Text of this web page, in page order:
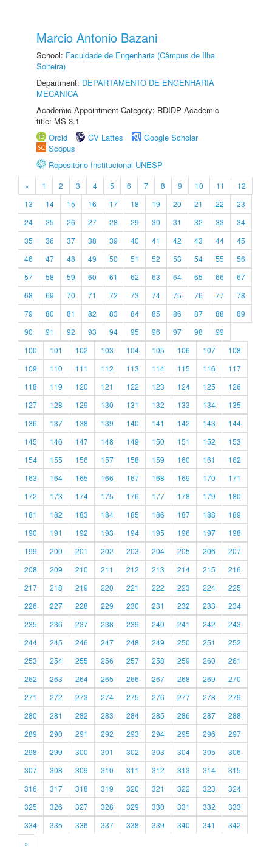
Marcio Antonio Bazani
School: Faculdade de Engenharia (Câmpus de Ilha
Solteira)
Department: DEPARTAMENTO DE ENGENHARIA
MECÂNICA
Academic Appointment Category: RDIDP Academic
title: MS-3.1
Orcid
CV Lattes
Google Scholar
Scopus
Repositório Institucional UNESP
« 1 2 3 4 5 6 7 8 9 10 11
12
13
14 15 16 17 18 19 20 21 22
23
24
25 26 27 28 29 30 31 32 33
34
35
36 37 38 39 40 41 42 43 44
45
46
47 48 49 50 51 52 53 54 55
56
57
58 59 60 61 62 63 64 65 66
67
68
69 70 71 72 73 74 75 76 77
78
79
80 81 82 83 84 85 86 87 88
89
90
91 92 93 94 95 96 97 98
99
100
101 102 103 104 105 106 107
108
109
110 111 112 113 114 115 116
117
118
119 120 121 122 123 124 125
126
127
128 129 130 131 132 133 134
135
136
137 138 139 140 141 142 143
144
145
146 147 148 149 150 151 152
153
154
155 156 157 158 159 160 161
162
163
164 165 166 167 168 169 170
171
172
173 174 175 176 177 178 179
180
181
182 183 184 185 186 187 188
189
190
191 192 193 194 195 196 197
198
199
200 201 202 203 204 205 206
207
208
209 210 211 212 213 214 215
216
217
218 219 220 221 222 223 224
225
226
227 228 229 230 231 232 233
234
235
236 237 238 239 240 241 242
243
244
245 246 247 248 249 250 251
252
253
254 255 256 257 258 259 260
261
262
263 264 265 266 267 268 269
270
271
272 273 274 275 276 277 278
279
280
281 282 283 284 285 286 287
288
289
290 291 292 293 294 295 296
297
298
299 300 301 302 303 304 305
306
307
308 309 310 311 312 313 314
315
316
317 318 319 320 321 322 323
324
325
326 327 328 329 330 331 332
333
334
335 336 337 338 339 340 341
342
»